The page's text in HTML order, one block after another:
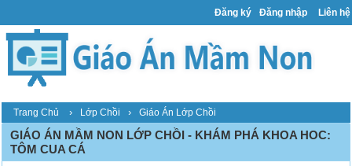
Đăng ký Đăng nhập Liên hệ
Trang Chủ › Lớp Chồi › Giáo Án Lớp Chồi
GIÁO ÁN MẦM NON LỚP CHỒI - KHÁM PHÁ KHOA HOC:
TÔM CUA CÁ